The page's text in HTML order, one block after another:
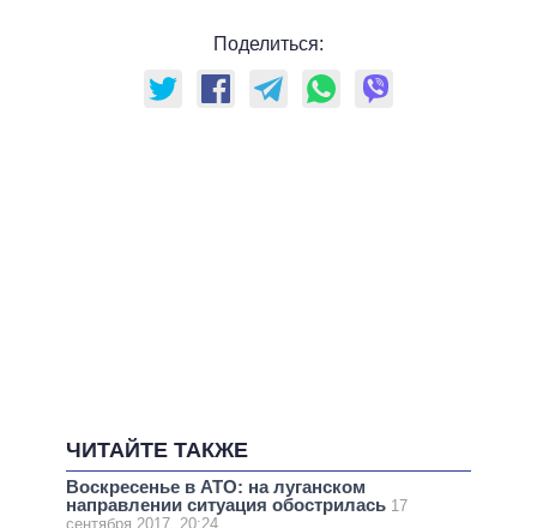
Поделиться:
ЧИТАЙТЕ ТАКЖЕ
Воскресенье в АТО: на луганском
направлении ситуация обострилась 17
сентября 2017, 20:24